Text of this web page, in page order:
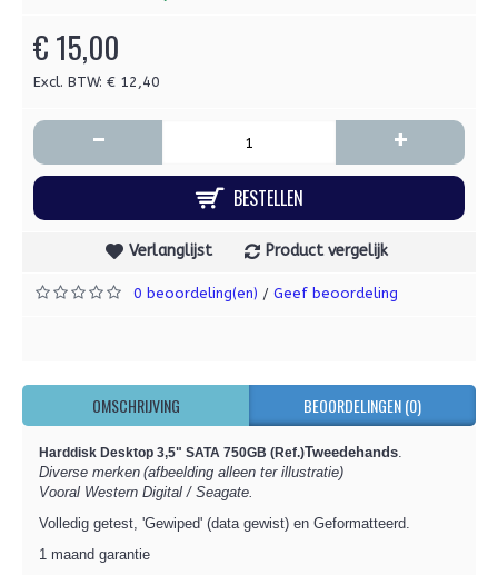
€ 15,00
Excl. BTW: € 12,40
- +
BESTELLEN
Verlanglijst Product vergelijk
0 beoordeling(en) / Geef beoordeling
OMSCHRIJVING BEOORDELINGEN (0)
Harddisk Desktop 3,5" SATA 750GB (Ref.)Tweedehands.
Diverse merken (afbeelding alleen ter illustratie)
Vooral Western Digital / Seagate.
Volledig getest, 'Gewiped' (data gewist) en Geformatteerd.
1 maand garantie